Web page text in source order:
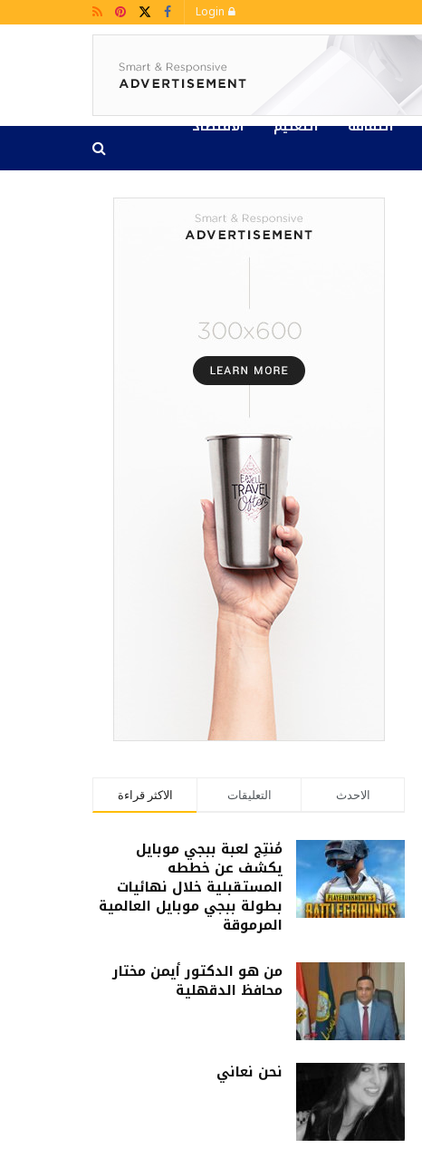
الثقافة التعليم
الاقتصاد
الاكثر قراءة التعليقات الاحدث
مُنتِج لعبة ببجي موبايل
يكشف عن خططه
المستقبلية خلال نهائيات
بطولة ببجي موبايل العالمية
المرموقة
من هو الدكتور أيمن مختار
محافظ الدقهلية
نحن نعاني